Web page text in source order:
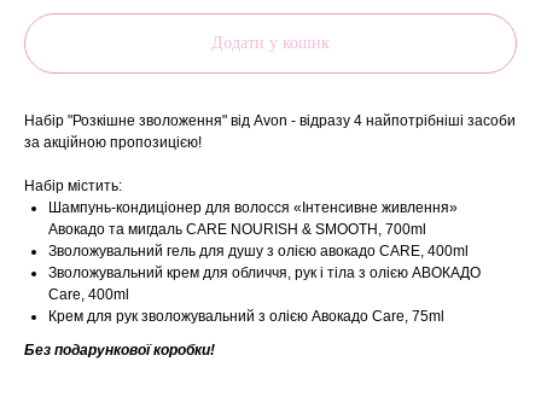
Додати у кошик
Набір "Розкішне зволоження" від Avon - відразу 4 найпотрібніші засоби
за акційною пропозицією!
Набір містить:
Шампунь-кондиціонер для волосся «Інтенсивне живлення»
Авокадо та мигдаль CARE NOURISH & SMOOTH, 700ml
Зволожувальний гель для душу з олією авокадо CARE, 400ml
Зволожувальний крем для обличчя, рук і тіла з олією АВОКАДО
Care, 400ml
Крем для рук зволожувальний з олією Авокадо Care, 75ml
Без подарункової коробки!